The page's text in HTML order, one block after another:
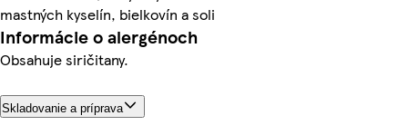
mastných kyselín, bielkovín a soli
Informácie o alergénoch
Obsahuje siričitany.
Skladovanie a príprava